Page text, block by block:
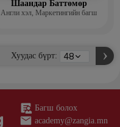
Шаандар Баттөмөр
Англи хэл, Маркетингийн багш
Хуудас бүрт:
Багш болох
academy@zangia.mn